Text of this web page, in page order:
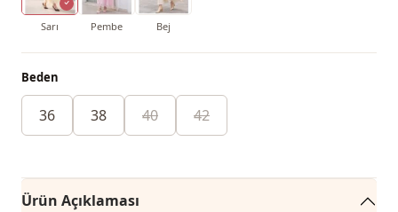
Sarı Pembe Bej
Beden
36 38 40 42
Ürün Açıklaması